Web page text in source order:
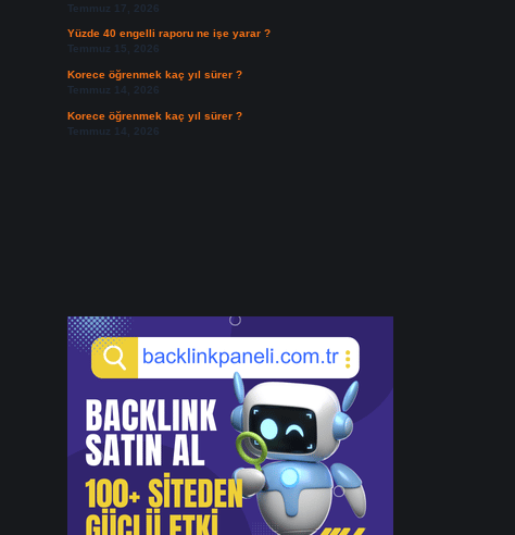
Temmuz 17, 2026
Yüzde 40 engelli raporu ne işe yarar ?
Temmuz 15, 2026
Korece öğrenmek kaç yıl sürer ?
Temmuz 14, 2026
Korece öğrenmek kaç yıl sürer ?
Temmuz 14, 2026